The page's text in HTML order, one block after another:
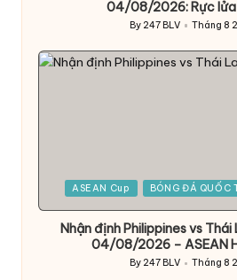
04/08/2026: Rực lửa
Posted
by
By 247 BLV Tháng 8
PostedASEAN Cup BÓNG ĐÁ QUỐC
Nhận định Philippines vs
04/08/2026 – ASEAN
Posted
By 247 BLV Tháng 8